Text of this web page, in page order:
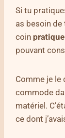
Si tu
as besoin de
coin pratique
pouvant
Comme je le
commode
matériel.
ce dont